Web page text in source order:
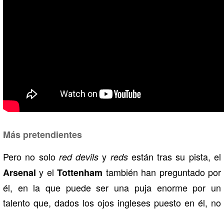
Más pretendientes
Pero no solo red devils y reds están tras su pista, el
Arsenaly elTottenham también han preguntado por
él, en la que puede ser una puja enorme por un
talento que, dados los ojos ingleses puesto en él, no